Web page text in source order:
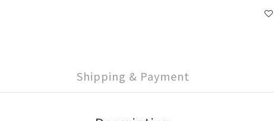
Shipping & Payment